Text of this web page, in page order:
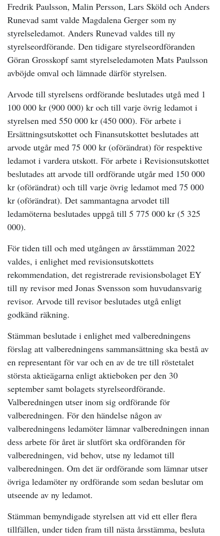
Fredrik Paulsson, Malin Persson, Lars Sköld och Anders
Runevad samt valde Magdalena Gerger som ny
styrelseledamot. Anders Runevad valdes till ny
styrelseordförande. Den tidigare styrelseordföranden
Göran Grosskopf samt styrelseledamoten Mats Paulsson
avböjde omval och lämnade därför styrelsen.
Arvode till styrelsens ordförande beslutades utgå med 1
100 000 kr (900 000) kr och till varje övrig ledamot i
styrelsen med 550 000 kr (450 000). För arbete i
Ersättningsutskottet och Finansutskottet beslutades att
arvode utgår med 75 000 kr (oförändrat) för respektive
ledamot i vardera utskott. För arbete i Revisionsutskottet
beslutades att arvode till ordförande utgår med 150 000
kr (oförändrat) och till varje övrig ledamot med 75 000
kr (oförändrat). Det sammantagna arvodet till
ledamöterna beslutades uppgå till 5 775 000 kr (5 325
000).
För tiden till och med utgången av årsstämman 2022
valdes, i enlighet med revisionsutskottets
rekommendation, det registrerade revisionsbolaget EY
till ny revisor med Jonas Svensson som huvudansvarig
revisor. Arvode till revisor beslutades utgå enligt
godkänd räkning.
Stämman beslutade i enlighet med valberedningens
förslag att valberedningens sammansättning ska bestå av
en representant för var och en av de tre till röstetalet
största aktieägarna enligt aktieboken per den 30
september samt bolagets styrelseordförande.
Valberedningen utser inom sig ordförande för
valberedningen. För den händelse någon av
valberedningens ledamöter lämnar valberedningen innan
dess arbete för året är slutfört ska ordföranden för
valberedningen, vid behov, utse ny ledamot till
valberedningen. Om det är ordförande som lämnar utser
övriga ledamöter ny ordförande som sedan beslutar om
utseende av ny ledamot.
Stämman bemyndigade styrelsen att vid ett eller flera
tillfällen, under tiden fram till nästa årsstämma, besluta